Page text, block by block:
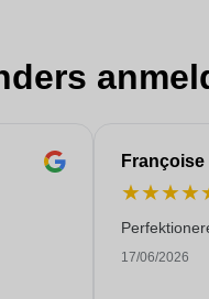
Françoise
★★★★
17/06/2026